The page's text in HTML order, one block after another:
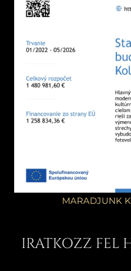
MARADJUNK
IRATKOZZ FEL